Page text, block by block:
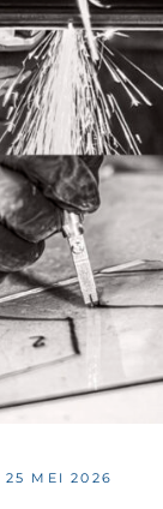
POSTED
25 MEI 2026